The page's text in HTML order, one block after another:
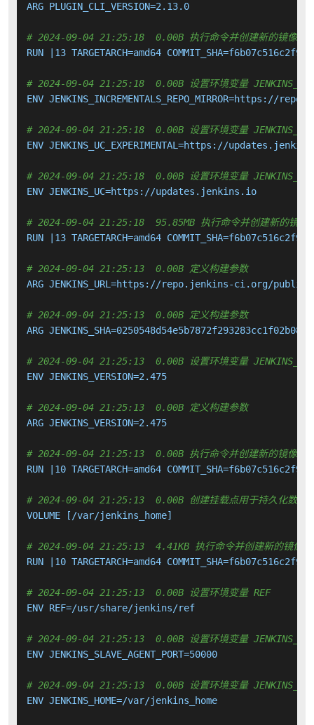
ARG PLUGIN_CLI_VERSION=2.13.0
# 2024-09-04 21:25:18  0.00B 执行命令并创建新的镜像层
RUN |13 TARGETARCH=amd64
# 2024-09-04 21:25:18  0.00B 设置环境变量
ENV JENKINS_INCREMENTALS_REPO_MIRROR=https://
# 2024-09-04 21:25:18  0.00B 设置环境变量
ENV JENKINS_UC_EXPERIMENTAL=https://
# 2024-09-04 21:25:18  0.00B 设置环境变量 JENKINS_UC
ENV JENKINS_UC=https://updates.jenkins.io
# 2024-09-04 21:25:18  95.85MB 执行命令并创建新的镜像
RUN |13 TARGETARCH=amd64
# 2024-09-04 21:25:13  0.00B 定义构建参数
ARG JENKINS_URL=https://repo.jenkins-ci.org/
# 2024-09-04 21:25:13  0.00B 定义构建参数
ARG
# 2024-09-04 21:25:13  0.00B 设置环境变量
ENV JENKINS_VERSION=2.475
# 2024-09-04 21:25:13  0.00B 定义构建参数
ARG JENKINS_VERSION=2.475
# 2024-09-04 21:25:13  0.00B 执行命令并创建新的镜像层
RUN |10 TARGETARCH=amd64
# 2024-09-04 21:25:13  0.00B 创建挂载点用于持久化数据
VOLUME [/var/jenkins_home]
# 2024-09-04 21:25:13  4.41KB 执行命令并创建新的镜像层
RUN |10 TARGETARCH=amd64
# 2024-09-04 21:25:13  0.00B 设置环境变量 REF
ENV REF=/usr/share/jenkins/ref
# 2024-09-04 21:25:13  0.00B 设置环境变量
ENV JENKINS_SLAVE_AGENT_PORT=50000
# 2024-09-04 21:25:13  0.00B 设置环境变量
ENV JENKINS_HOME=/var/jenkins_home